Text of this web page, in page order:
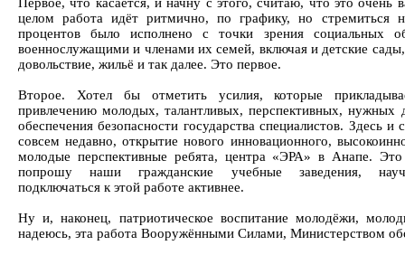
целом работа идёт ритмично, по графику, но
процентов было исполнено с точки зрения социальных
военнослужащими и членами их семей, включая и детские
довольствие, жильё и так далее. Это первое.
Второе. Хотел бы отметить усилия, которые
привлечению молодых, талантливых, перспективных,
обеспечения безопасности государства специалистов. Здесь
совсем недавно, открытие нового инновационного,
молодые перспективные ребята, центра «ЭРА» в Анапе.
попрошу наши гражданские учебные заведения,
подключаться к этой работе активнее.
Ну и, наконец, патриотическое воспитание молодёжи,
надеюсь, эта работа Вооружёнными Силами, Министерством